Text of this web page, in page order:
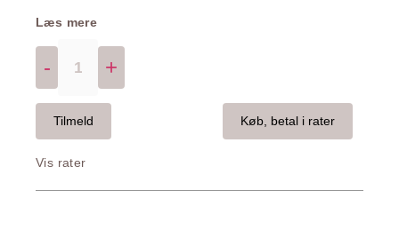
Læs mere
- +
Tilmeld Køb, betal i rater
Vis rater